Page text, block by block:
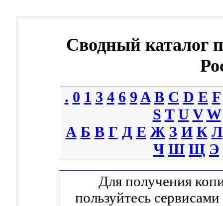
Сводный каталог
. 0 1 3 4 6 9 A B C D E F
S T U V W
А Б В Г Д Е Ж З И К Л
Ч Ш Щ Э
Для получения
пользуйтесь сервисами